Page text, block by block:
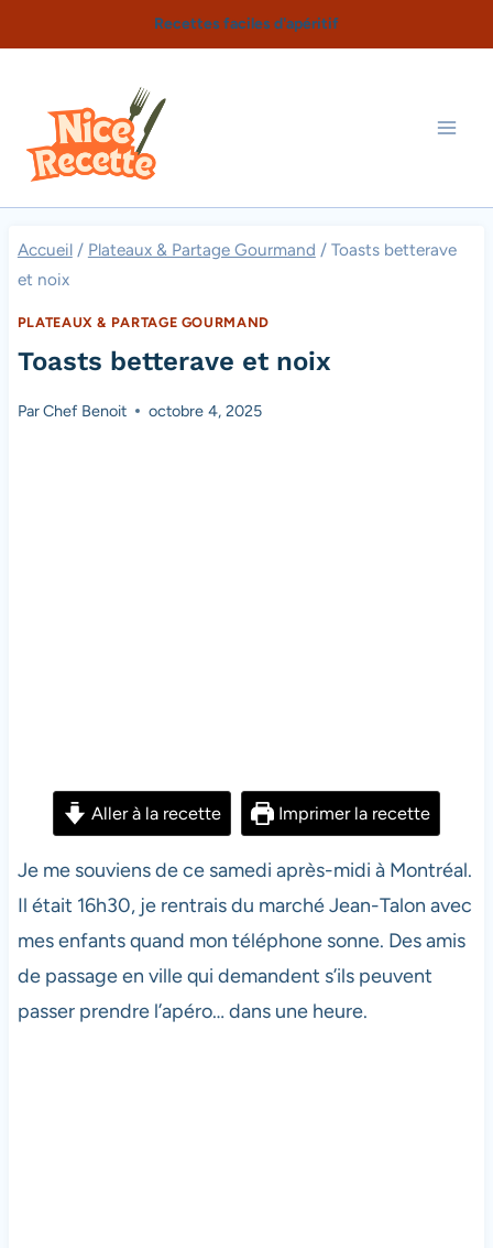
au
Recettes faciles d'apéritif
Accueil / Plateaux & Partage Gourmand / Toasts betterave
et noix
PLATEAUX & PARTAGE GOURMAND
Toasts betterave et noix
ParChef Benoit octobre 4, 2025
Aller à la recette Imprimer la recette
Je me souviens de ce samedi après-midi à Montréal.
Il était 16h30, je rentrais du marché Jean-Talon avec
mes enfants quand mon téléphone sonne. Des amis
de passage en ville qui demandent s’ils peuvent
passer prendre l’apéro… dans une heure.